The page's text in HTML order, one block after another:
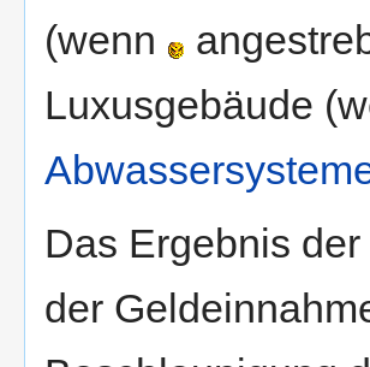
(wenn
Luxusgebäude
Das Ergebnis
der